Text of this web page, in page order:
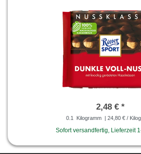
2,48 € *
0.1 Kilogramm | 24,80 € /
Sofort versandfertig, Lieferzeit